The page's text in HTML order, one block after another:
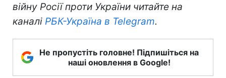
війну Росії проти України читайте на
каналі РБК-Україна в Telegram.
Не пропустіть головне! Підпишіться на
наші оновлення в Google!